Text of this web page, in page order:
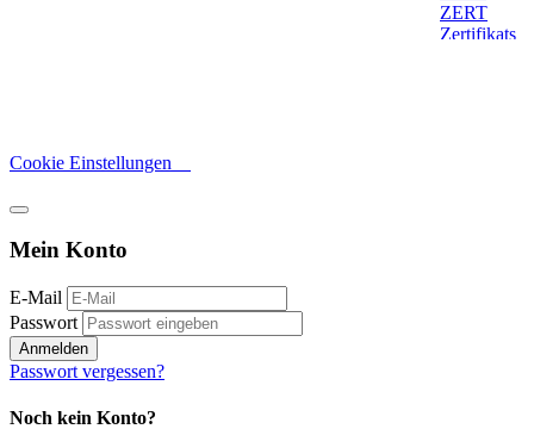
Cookie Einstellungen
Mein Konto
E-Mail
Passwort
Anmelden
Passwort vergessen?
Noch kein Konto?